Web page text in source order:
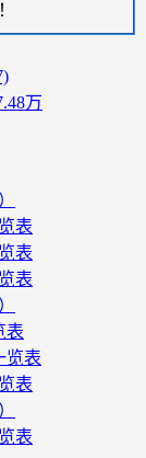
万
表
表
表
表
览表
表
表